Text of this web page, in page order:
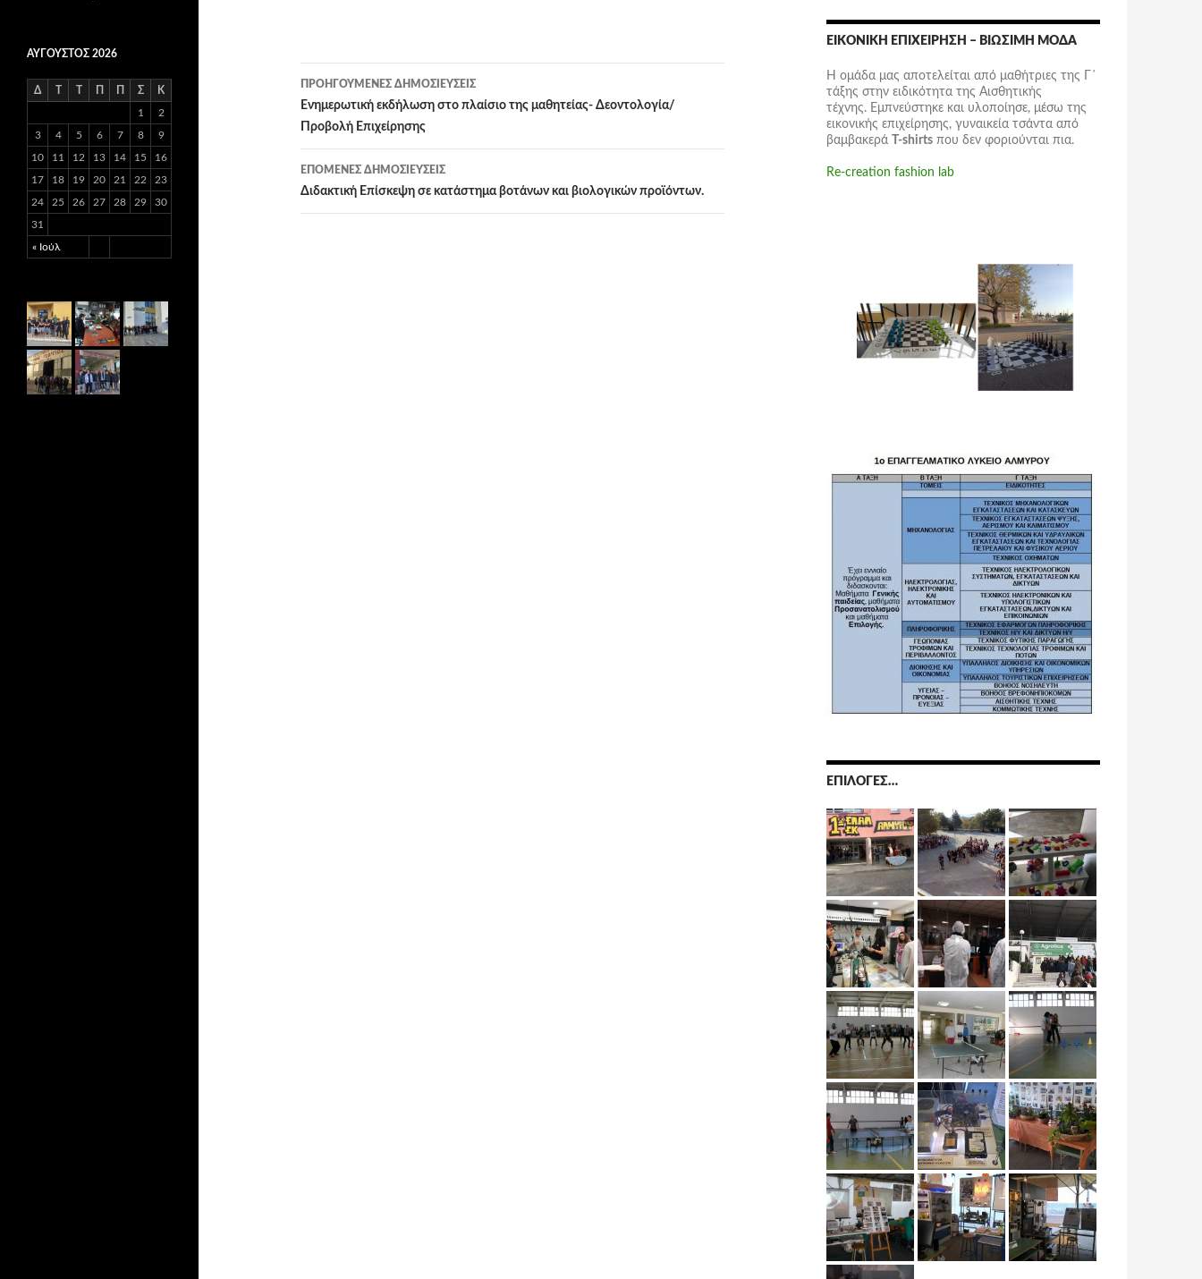
Πλοήγηση
άρθρων
ΠΡΟΗΓΟΎΜΕΝΕΣ ΔΗΜΟΣΙΕΎΣΕΙΣ
Ενημερωτική εκδήλωση στο πλαίσιο της μαθητείας- Δεοντολογία/
Προβολή Επιχείρησης
ΕΠΌΜΕΝΕΣ ΔΗΜΟΣΙΕΎΣΕΙΣ
Διδακτική Επίσκεψη σε κατάστημα βοτάνων και βιολογικών προϊόντων.
ΕΙΚΟΝΙΚΉ ΕΠΙΧΕΊΡΗΣΗ – ΒΙΏΣΙΜΗ ΜΌΔΑ
Η ομάδα μας αποτελείται από μαθήτριες της Γ΄
τάξης στην ειδικότητα της Αισθητικής
τέχνης. Εμπνεύστηκε και υλοποίησε, μέσω της
εικονικής επιχείρησης, γυναικεία τσάντα από
βαμβακερά
T-shirts που δεν φοριούνται πια.
Re-creation fashion lab
ΕΠΙΛΟΓΈΣ…
ΑΎΓΟΥΣΤΟΣ 2026
Δ Τ Τ Π Π Σ Κ
« Ιούλ
1 2
3 4 5 6 7 8 9
10 11 12 13 14 15 16
17 18 19 20 21 22 23
24 25 26 27 28 29 30
31